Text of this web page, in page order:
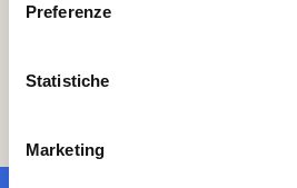
Preferenze
Statistiche
Marketing